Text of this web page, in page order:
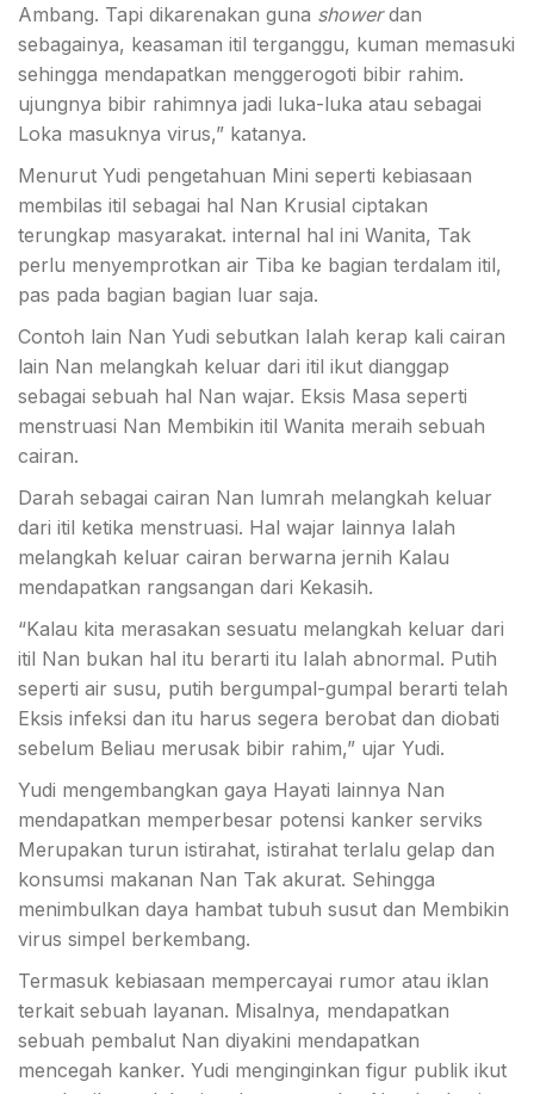
Ambang. Tapi dikarenakan guna showerdan
sebagainya, keasaman itil terganggu, kuman memasuki
sehingga mendapatkan menggerogoti bibir rahim.
ujungnya bibir rahimnya jadi luka-luka atau sebagai
Loka masuknya virus,” katanya.
Menurut Yudi pengetahuan Mini seperti kebiasaan
membilas itil sebagai hal Nan Krusial ciptakan
terungkap masyarakat. internal hal ini Wanita, Tak
perlu menyemprotkan air Tiba ke bagian terdalam itil,
pas pada bagian bagian luar saja.
Contoh lain Nan Yudi sebutkan Ialah kerap kali cairan
lain Nan melangkah keluar dari itil ikut dianggap
sebagai sebuah hal Nan wajar. Eksis Masa seperti
menstruasi Nan Membikin itil Wanita meraih sebuah
cairan.
Darah sebagai cairan Nan lumrah melangkah keluar
dari itil ketika menstruasi. Hal wajar lainnya Ialah
melangkah keluar cairan berwarna jernih Kalau
mendapatkan rangsangan dari Kekasih.
“Kalau kita merasakan sesuatu melangkah keluar dari
itil Nan bukan hal itu berarti itu Ialah abnormal. Putih
seperti air susu, putih bergumpal-gumpal berarti telah
Eksis infeksi dan itu harus segera berobat dan diobati
sebelum Beliau merusak bibir rahim,” ujar Yudi.
Yudi mengembangkan gaya Hayati lainnya Nan
mendapatkan memperbesar potensi kanker serviks
Merupakan turun istirahat, istirahat terlalu gelap dan
konsumsi makanan Nan Tak akurat. Sehingga
menimbulkan daya hambat tubuh susut dan Membikin
virus simpel berkembang.
Termasuk kebiasaan mempercayai rumor atau iklan
terkait sebuah layanan. Misalnya, mendapatkan
sebuah pembalut Nan diyakini mendapatkan
mencegah kanker. Yudi menginginkan figur publik ikut